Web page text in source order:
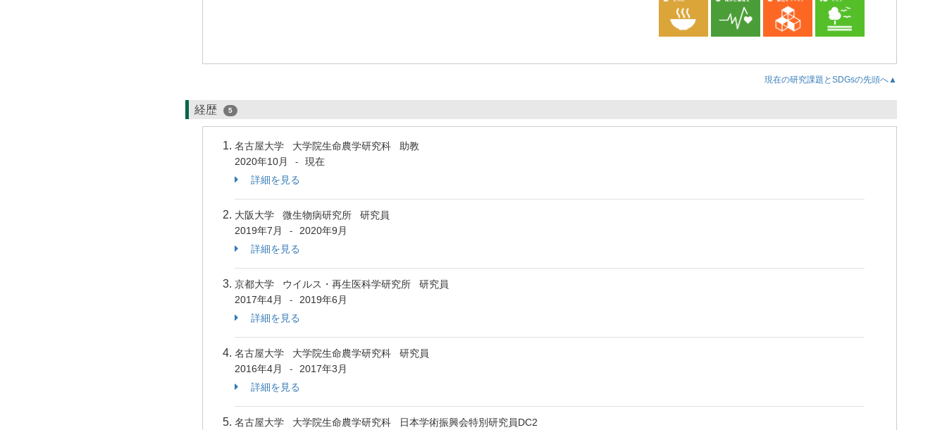
現在の研究課題とSDGsの先頭へ▲
経歴 5
名古屋大学 大学院生命農学研究科 助教
2020年10月
-
現在
詳細を見る
大阪大学 微生物病研究所 研究員
2019年7月
-
2020年9月
詳細を見る
京都大学 ウイルス・再生医科学研究所 研究員
2017年4月
-
2019年6月
詳細を見る
名古屋大学 大学院生命農学研究科 研究員
2016年4月
-
2017年3月
詳細を見る
名古屋大学 大学院生命農学研究科 日本学術振興会特別研究員DC2